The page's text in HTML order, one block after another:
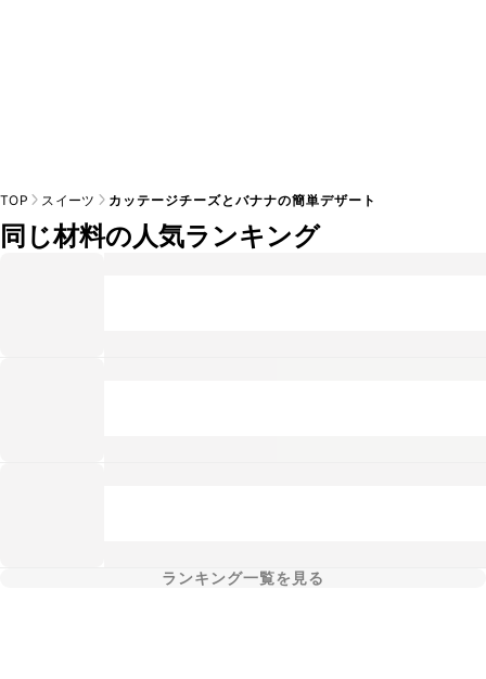
TOP スイーツ カッテージチーズとバナナの簡単デザート
同じ材料の人気ランキング
ランキング一覧を見る